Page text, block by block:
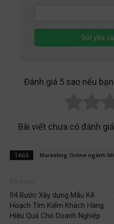
Gửi yêu
Đánh giá 5 sao nếu
Bài viết chưa có đánh
TAGS Marketing Online ngành
04 Bước Xây dựng Mẫu Kế
Hoạch Tìm Kiếm Khách Hàng
Hiệu Quả Cho Doanh Nghiệp